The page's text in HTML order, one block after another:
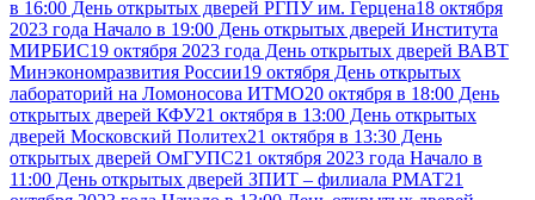
в 16:00 День открытых дверей РГПУ им. Герцена18 октября
2023 года Начало в 19:00 День открытых дверей Института
МИРБИС19 октября 2023 года День открытых дверей ВАВТ
Минэкономразвития России19 октября День открытых
лабораторий на Ломоносова ИТМО20 октября в 18:00 День
открытых дверей КФУ21 октября в 13:00 День открытых
дверей Московский Политех21 октября в 13:30 День
открытых дверей ОмГУПС21 октября 2023 года Начало в
11:00 День открытых дверей ЗПИТ – филиала РМАТ21